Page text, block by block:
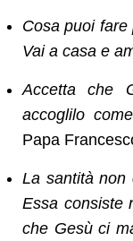
Cosa puoi
Vai a casa e
Accetta che
accoglilo
Papa
La santità non
Essa consiste
che Gesù ci